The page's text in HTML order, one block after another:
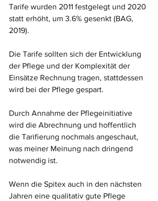
Tarife wurden 2011 festgelegt und 2020
statt erhöht, um 3.6% gesenkt (BAG,
2019).
Die Tarife sollten sich der Entwicklung
der Pflege und der Komplexität der
Einsätze Rechnung tragen, stattdessen
wird bei der Pflege gespart.
Durch Annahme der Pflegeinitiative
wird die Abrechnung und hoffentlich
die Tarifierung nochmals angeschaut,
was meiner Meinung nach dringend
notwendig ist.
Wenn die Spitex auch in den nächsten
Jahren eine qualitativ gute Pflege